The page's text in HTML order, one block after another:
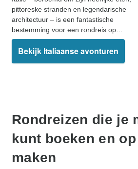
pittoreske stranden en legendarische
architectuur – is een fantastische
bestemming voor een rondreis op
maat
Bekijk Italiaanse avonturen
Rondreizen die je
kunt boeken en
maken